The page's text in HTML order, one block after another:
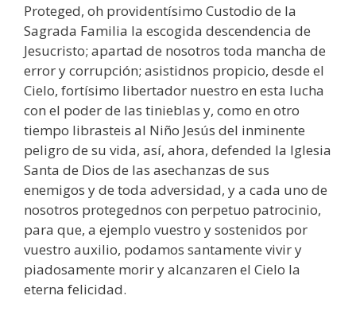
Proteged, oh providentísimo Custodio de la
Sagrada Familia la escogida descendencia de
Jesucristo; apartad de nosotros toda mancha de
error y corrupción; asistidnos propicio, desde el
Cielo, fortísimo libertador nuestro en esta lucha
con el poder de las tinieblas y, como en otro
tiempo librasteis al Niño Jesús del inminente
peligro de su vida, así, ahora, defended la Iglesia
Santa de Dios de las asechanzas de sus
enemigos y de toda adversidad, y a cada uno de
nosotros protegednos con perpetuo patrocinio,
para que, a ejemplo vuestro y sostenidos por
vuestro auxilio, podamos santamente vivir y
piadosamente morir y alcanzaren el Cielo la
eterna felicidad.